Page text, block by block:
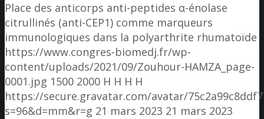
Place des anticorps anti-peptides α-énolase
citrullinés (anti-CEP1) comme marqueurs
immunologiques dans la polyarthrite rhumatoïde
https://www.congres-biomedj.fr/wp-
content/uploads/2021/09/Zouhour-HAMZA_page-
0001.jpg 1500 2000 H H H H
https://secure.gravatar.com/avatar/
s=96&d=mm&r=g 21 mars 2023 21 mars 2023